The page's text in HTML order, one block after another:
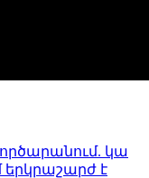
կա
երկրաշարժ է